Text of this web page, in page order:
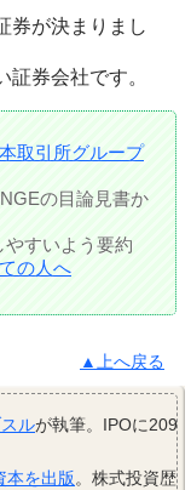
券が決まりまし
券会社です。
取引所グループ
の目論見書か
すいよう要約
の人へ
▲上へ戻る
ルが執筆。IPOに209
本を出版。株式投資歴